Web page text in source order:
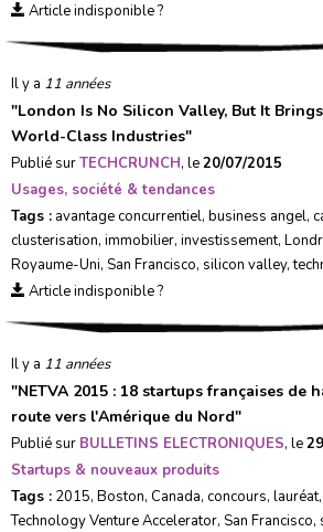
Article indisponible ?
Il y a 11 années
"London Is No Silicon Valley, But It
World-Class Industries"
Publié surTECHCRUNCH, le20/07/2015
Usages, société & tendances
Tags : avantage concurrentiel, business angel,
clusterisation, immobilier, investissement,
Royaume-Uni, San Francisco, silicon valley,
Article indisponible ?
Il y a 11 années
"NETVA 2015 : 18 startups françaises de
route vers l'Amérique du Nord"
Publié sur BULLETINS ELECTRONIQUES, le
Startups & nouveaux produits
Tags : 2015, Boston, Canada, concours, lauréat,
Technology Venture Accelerator, San Francisco,